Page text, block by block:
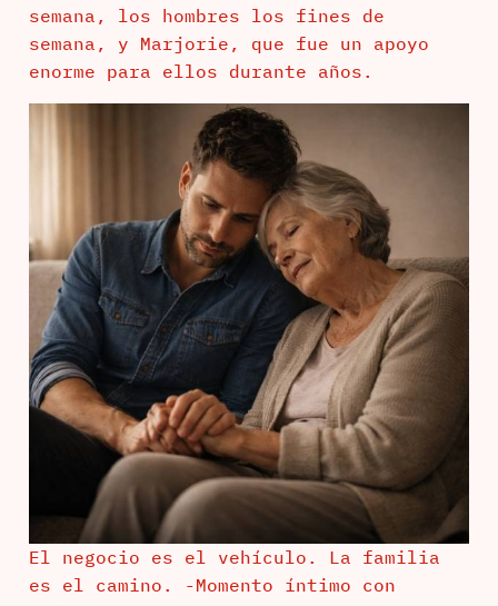
semana, los hombres los fines de
semana, y Marjorie, que fue un apoyo
enorme para ellos durante años.
El negocio es el vehículo. La familia
es el camino. -Momento íntimo con